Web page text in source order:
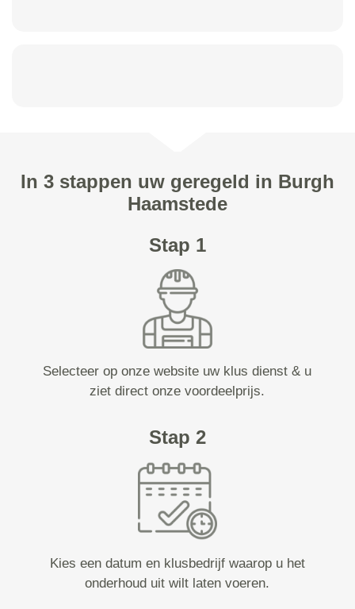
In 3 stappen uw geregeld in Burgh
Haamstede
Stap 1
Selecteer op onze website uw klus dienst & u
ziet direct onze voordeelprijs.
Stap 2
Kies een datum en klusbedrijf waarop u het
onderhoud uit wilt laten voeren.